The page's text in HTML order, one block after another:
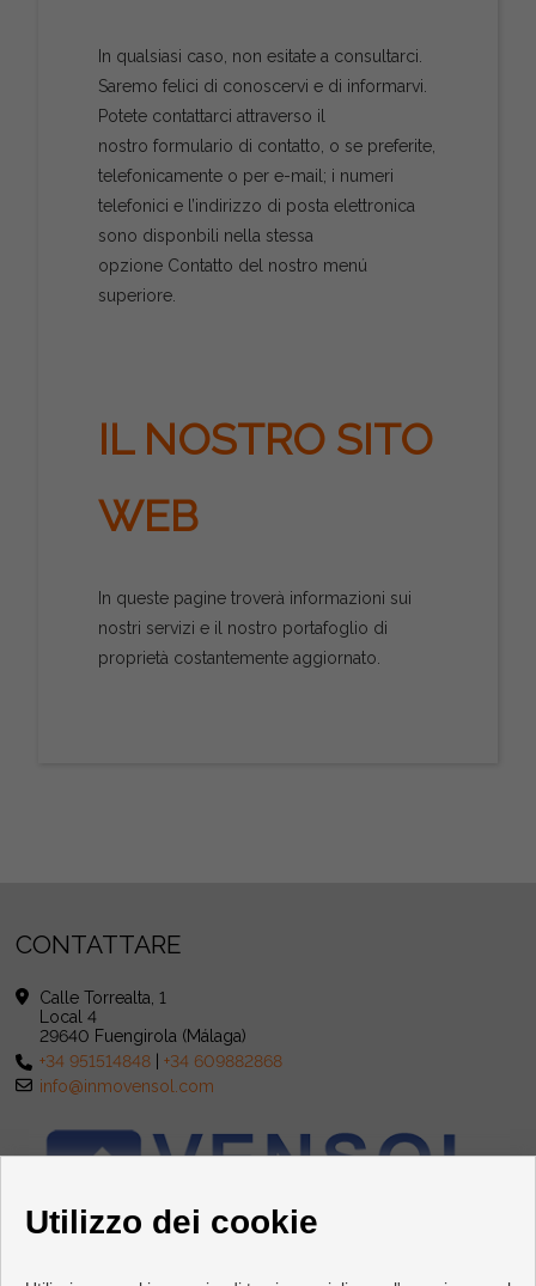
In qualsiasi caso, non esitate a consultarci.
Saremo felici di conoscervi e di informarvi.
Potete contattarci attraverso il
nostro formulario di contatto, o se preferite,
telefonicamente o per e-mail; i numeri
telefonici e l’indirizzo di posta elettronica
sono disponbili nella stessa
opzione Contatto del nostro menú
superiore.
IL NOSTRO SITO
WEB
In queste pagine troverà informazioni sui
nostri servizi e il nostro portafoglio di
proprietà costantemente aggiornato.
CONTATTARE
Calle Torrealta, 1
Local 4
29640 Fuengirola (Málaga)
+34 951514848 |+34 609882868
info@inmovensol.com
Utilizzo dei cookie